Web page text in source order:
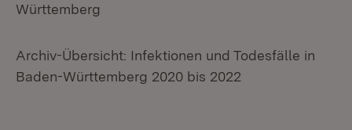
Württemberg
Archiv-Übersicht: Infektionen und Todesfälle in
Baden-Württemberg 2020 bis 2022